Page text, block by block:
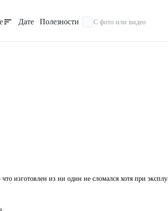
Дате Полезности С фото или видео
изготовлен из ни один не сломался хотя при